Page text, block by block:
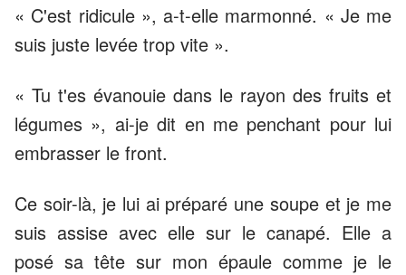
« C'est ridicule », a-t-elle marmonné. « Je me
suis juste levée trop vite ».
« Tu t'es évanouie dans le rayon des fruits et
légumes », ai-je dit en me penchant pour lui
embrasser le front.
Ce soir-là, je lui ai préparé une soupe et je me
suis assise avec elle sur le canapé. Elle a
posé sa tête sur mon épaule comme je le